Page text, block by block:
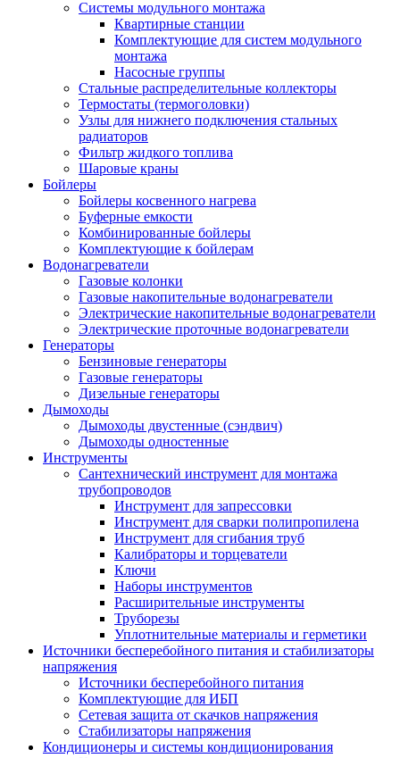
Системы модульного монтажа
Квартирные станции
Комплектующие для систем модульного
монтажа
Насосные группы
Стальные распределительные коллекторы
Термостаты (термоголовки)
Узлы для нижнего подключения стальных
радиаторов
Фильтр жидкого топлива
Шаровые краны
Бойлеры
Бойлеры косвенного нагрева
Буферные емкости
Комбинированные бойлеры
Комплектующие к бойлерам
Водонагреватели
Газовые колонки
Газовые накопительные водонагреватели
Электрические накопительные водонагреватели
Электрические проточные водонагреватели
Генераторы
Бензиновые генераторы
Газовые генераторы
Дизельные генераторы
Дымоходы
Дымоходы двустенные (сэндвич)
Дымоходы одностенные
Инструменты
Сантехнический инструмент для монтажа
трубопроводов
Инструмент для запрессовки
Инструмент для сварки полипропилена
Инструмент для сгибания труб
Калибраторы и торцеватели
Ключи
Наборы инструментов
Расширительные инструменты
Труборезы
Уплотнительные материалы и герметики
Источники бесперебойного питания и стабилизаторы
напряжения
Источники бесперебойного питания
Комплектующие для ИБП
Сетевая защита от скачков напряжения
Стабилизаторы напряжения
Кондиционеры и системы кондиционирования